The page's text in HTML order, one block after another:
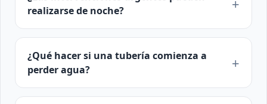
realizarse de noche?
¿Qué hacer si una tubería comienza a
perder agua?